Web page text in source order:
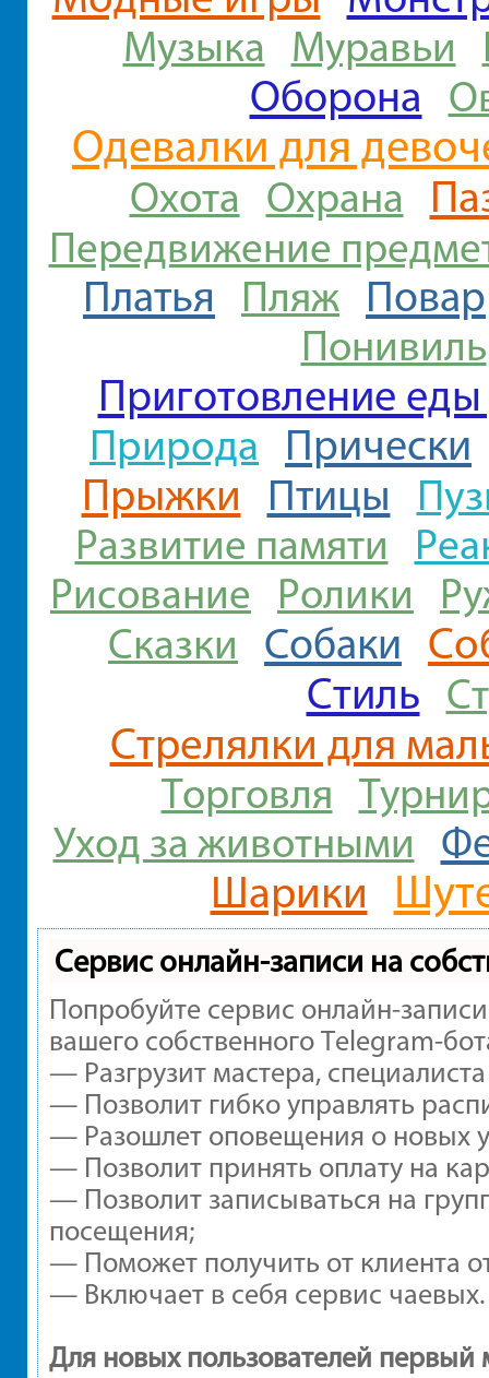
Музыка Муравьи
Оборона
Одевалки для
Охота Охрана
Передвижение
Платья Пляж Повар
Понивиль
Приготовление
Природа Прически
Прыжки Птицы
Развитие памяти
Рисование Ролики
Сказки Собаки
Стиль
Стрелялки для
Торговля
Уход за животными
Шарики
Сервис онлайн-записи на
Попробуйте сервис онлайн-
вашего собственного Telegram-
— Разгрузит мастера,
— Позволит гибко управлять
— Разошлет оповещения о новых
— Позволит принять оплату на
— Позволит записываться на
посещения;
— Поможет получить от клиента
— Включает в себя сервис чаевых.
Для новых пользователей первый